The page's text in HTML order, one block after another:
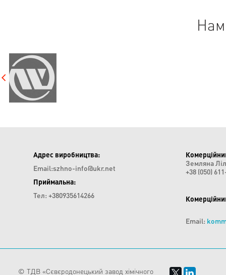
Адрес виробництва:
Email:szhno-info@ukr.net
Приймальна:
Тел: +380935614266
Земляна
+38 (050)
Email:
© ТДВ «Сєвєродонецький завод хімічного